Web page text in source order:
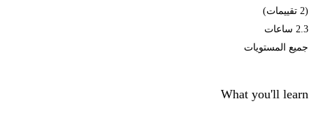
(2 تقييمات)
2.3 ساعات
جميع المستويات
What you'll learn